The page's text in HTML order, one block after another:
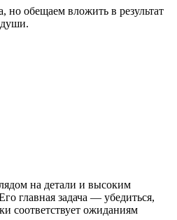
обещаем вложить в результат
души.
на детали и высоким
главная задача — убедиться,
соответствует ожиданиям